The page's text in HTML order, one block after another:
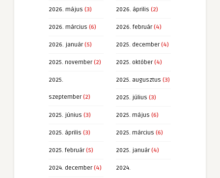
2026. május (3) 2026. április (2)
2026. március (6) 2026. február(4)
2026. január(5) 2025. december(4)
2025. november(2) 2025. október(4)
2025.
szeptember(2)
2025. augusztus (3)
2025. július (3)
2025. június (3) 2025. május (6)
2025. április (3) 2025. március (6)
2025. február(5) 2025. január(4)
2024. december(4) 2024.